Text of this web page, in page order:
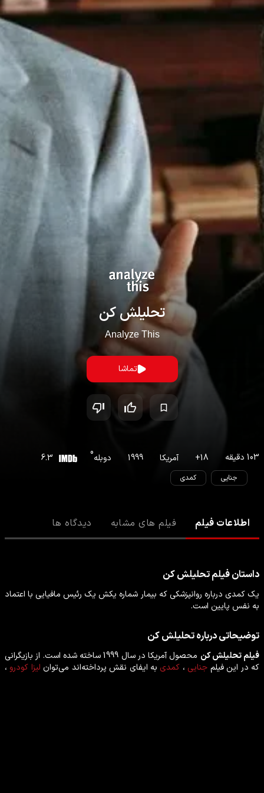
تحلیلش کن
Analyze This
تماشا
103 دقیقه 18
+ آمریکا 1999 دوبله0
6.3
جنایی کمدی
اطلاعات فیلم فیلم های مشابه دیدگاه ها
داستانفیلمتحلیلش کن
یک کمدی درباره روانپزشکی که بیمار شماره یکش یک رئیس مافیایی با اعتماد
به نفس پایین است.
توضیحاتی دربارهتحلیلش کن
فیلمتحلیلش کن محصول آمریکا در سال
ساخته شده است. از بازیگرانی
که در اینفیلم جنایی ، کمدی به ایفای نقش پرداخته‌اند می‌توانلیزا کودرو ،